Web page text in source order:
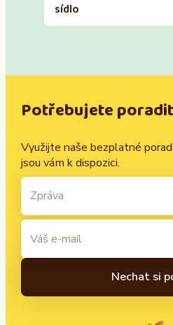
sídlo
Potřebujete
Využijte naše bezplatné
jsou vám k dispozici.